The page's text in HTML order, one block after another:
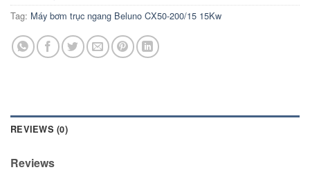
Tag: Máy bơm trục ngang Beluno CX50-200/15 15Kw
REVIEWS (0)
Reviews